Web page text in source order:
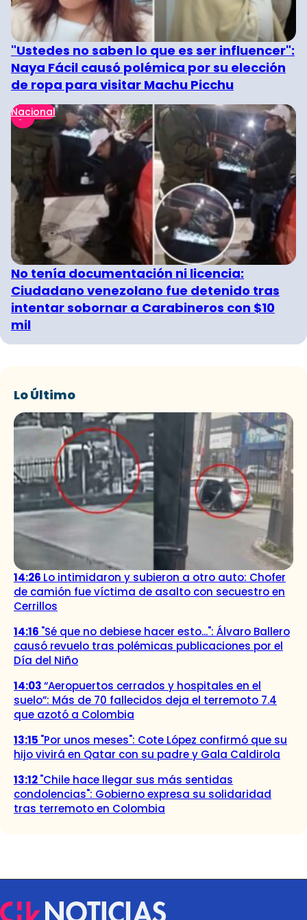
"Ustedes no saben lo que es ser influencer":
Naya Fácil causó polémica por su elección
de ropa para visitar Machu Picchu
Nacional
No tenía documentación ni licencia:
Ciudadano venezolano fue detenido tras
intentar sobornar a Carabineros con $10
mil
Lo Último
14:26 Lo intimidaron y subieron a otro auto: Chofer
de camión fue víctima de asalto con secuestro en
Cerrillos
14:16 "Sé que no debiese hacer esto...": Álvaro Ballero
causó revuelo tras polémicas publicaciones por el
Día del Niño
14:03“Aeropuertos cerrados y hospitales en el
suelo”: Más de 70 fallecidos deja el terremoto 7.4
que azotó a Colombia
13:15 "Por unos meses": Cote López confirmó que su
hijo vivirá en Qatar con su padre y Gala Caldirola
13:12"Chile hace llegar sus más sentidas
condolencias": Gobierno expresa su solidaridad
tras terremoto en Colombia